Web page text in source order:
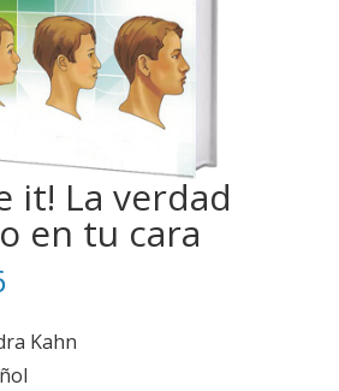
it! La verdad
en tu cara
Kahn